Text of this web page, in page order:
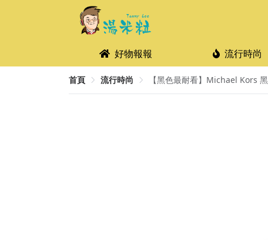
好物報報 流行時尚
首頁 流行時尚 【黑色最耐看】Michael Kors